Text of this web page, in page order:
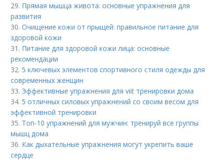
29. Прямая мышца живота: основные упражнения для
развития
30.Очищение кожи от прыщей: правильное питание для
здоровой кожи
31. Питание для здоровой кожи лица: основные
рекомендации
32. 5 ключевых элементов спортивного стиля одежды для
современных женщин
33. Эффективные упражнения для viit тренировки дома
34. 5 отличных силовых упражнений со своим весом для
эффективной тренировки
35. Топ-10 упражнений для мужчин: тренируй все группы
мышц дома
36. Как дыхательные упражнения могут укрепить ваше
сердце